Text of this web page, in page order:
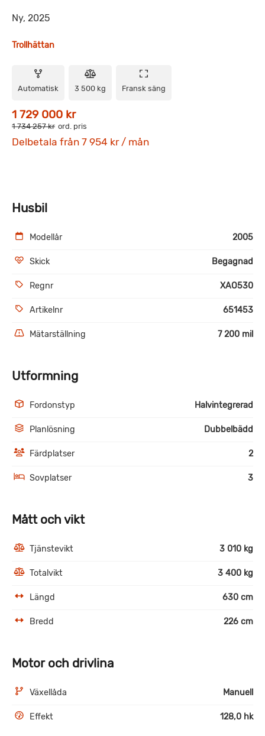
Ny, 2025
Trollhättan
Automatisk 3 500 kg Fransk säng
1 729 000 kr
1 734 257 kr ord. pris
Delbetala från 7 954 kr / mån
Husbil
Modellår 2005
Skick Begagnad
Regnr XAO530
Artikelnr 651453
Mätarställning 7 200 mil
Utformning
Fordonstyp Halvintegrerad
Planlösning Dubbelbädd
Färdplatser 2
Sovplatser 3
Mått och vikt
Tjänstevikt 3 010 kg
Totalvikt 3 400 kg
Längd 630 cm
Bredd 226 cm
Motor och drivlina
Växellåda Manuell
Effekt 128,0 hk